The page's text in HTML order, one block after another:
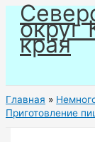
Перейти
содержимому
округ
края
Главная
Приготовление